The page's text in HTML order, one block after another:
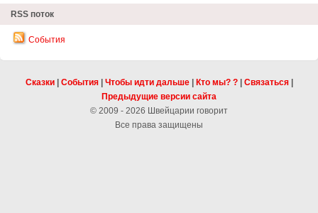
RSS поток
События
Сказки| События| Чтобы идти дальше| Кто мы? ?| Связаться|
Предыдущие версии сайта
© 2009 - 2026 Швейцарии говорит
Все права защищены